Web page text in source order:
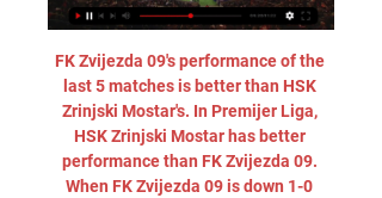
FK Zvijezda 09's performance of the
last 5 matches is better than HSK
Zrinjski Mostar's. In Premijer Liga,
HSK Zrinjski Mostar has better
performance than FK Zvijezda 09.
When FK Zvijezda 09 is down 1-0